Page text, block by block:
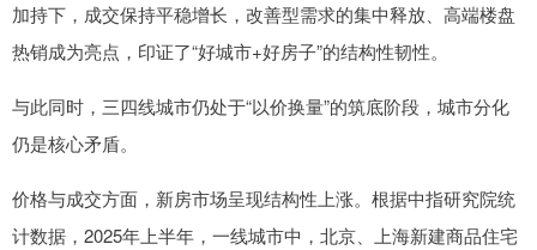
加持下，成交保持平稳增长，改善型需求的集中释放、高端楼盘
热销成为亮点，印证了“好城市+好房子”的结构性韧性。
与此同时，三四线城市仍处于“以价换量”的筑底阶段，城市分化
仍是核心矛盾。
价格与成交方面，新房市场呈现结构性上涨。根据中指研究院统
计数据，2025年上半年，一线城市中，北京、上海新建商品住宅